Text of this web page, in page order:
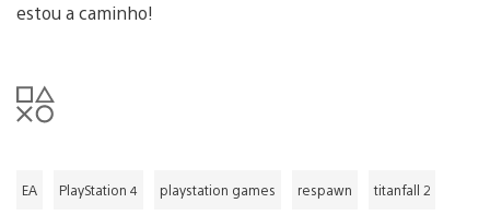
estou a caminho!
EA PlayStation 4 playstation games respawn titanfall 2